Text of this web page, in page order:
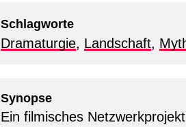
Schlagworte
Dramaturgie, Landschaft,
Synopse
Ein filmisches